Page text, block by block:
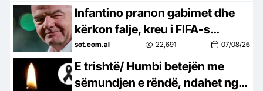
Infantino pranon gabimet dhe
kërkon falje, kreu i FIFA-s
refuzon të dorëhiqet
sot.com.al 22,691 07/08/26
E trishtë/ Humbi betejën me
sëmundjen e rëndë, ndahet nga